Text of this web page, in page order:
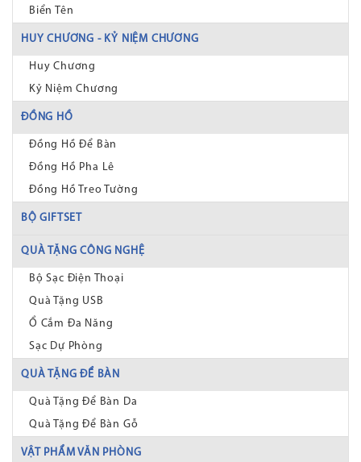
Biển Tên
HUY CHƯƠNG - KỶ NIỆM CHƯƠNG
Huy Chương
Kỷ Niệm Chương
ĐỒNG HỒ
Đồng Hồ Để Bàn
Đồng Hồ Pha Lê
Đồng Hồ Treo Tường
BỘ GIFTSET
QUÀ TẶNG CÔNG NGHỆ
Bộ Sạc Điện Thoại
Quà Tặng USB
Ổ Cắm Đa Năng
Sạc Dự Phòng
QUÀ TẶNG ĐỂ BÀN
Quà Tặng Để Bàn Da
Quà Tặng Để Bàn Gỗ
VẬT PHẨM VĂN PHÒNG